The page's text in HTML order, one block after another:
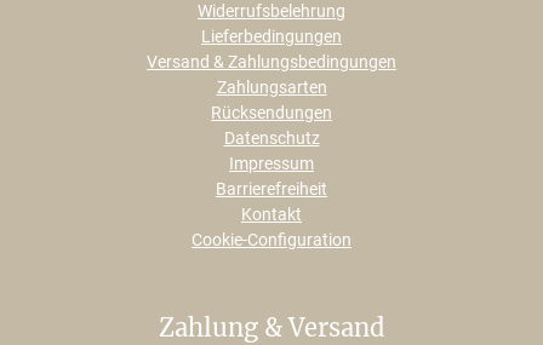
Widerrufsbelehrung
Lieferbedingungen
Versand & Zahlungsbedingungen
Zahlungsarten
Rücksendungen
Datenschutz
Impressum
Barrierefreiheit
Kontakt
Cookie-Configuration
Zahlung & Versand